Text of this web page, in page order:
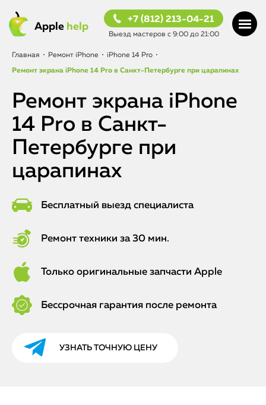
Apple help
+7 (812) 213-04-21
Выезд мастеров с 9:00 до 21:00
Главная • Ремонт iPhone • iPhone 14 Pro •
Ремонт экрана iPhone 14 Pro в Санкт-Петербурге при царапинах
Ремонт экрана iPhone
14 Pro в Санкт-
Петербурге при
царапинах
Бесплатный выезд специалиста
Ремонт техники за 30 мин.
Только оригинальные запчасти Apple
Бессрочная гарантия после ремонта
УЗНАТЬ ТОЧНУЮ ЦЕНУ